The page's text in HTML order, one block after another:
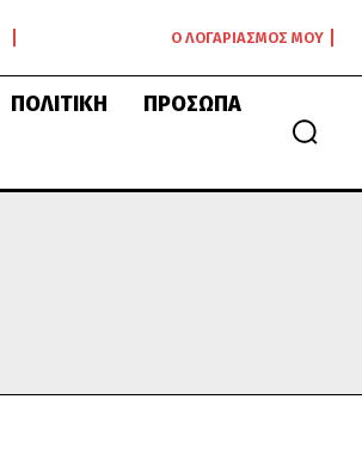
Ο ΛΟΓΑΡΙΑΣΜΌΣ ΜΟΥ
ΠΟΛΙΤΙΚΉ ΠΡΌΣΩΠΑ